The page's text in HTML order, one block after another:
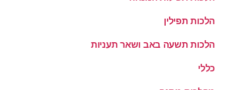
הלכות תפילין
הלכות תשעה באב ושאר תעניות
כללי